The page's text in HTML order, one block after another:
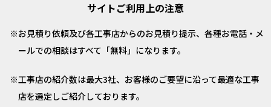
サイトご利用上の注意
お見積り依頼及び各工事店からのお見積り提示、各種お電話・メ
ールでの相談はすべて「無料」になります。
工事店の紹介数は最大3社、お客様のご要望に沿って最適な工事
店を選定しご紹介しております。